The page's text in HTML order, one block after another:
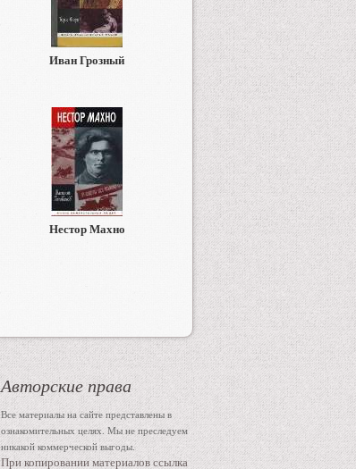
Иван Грозный
Нестор Махно
Авторские права
Все материалы на сайте представлены в
ознакомительных целях. Мы не преследуем
никакой коммерческой выгоды.
При копировании материалов ссылка